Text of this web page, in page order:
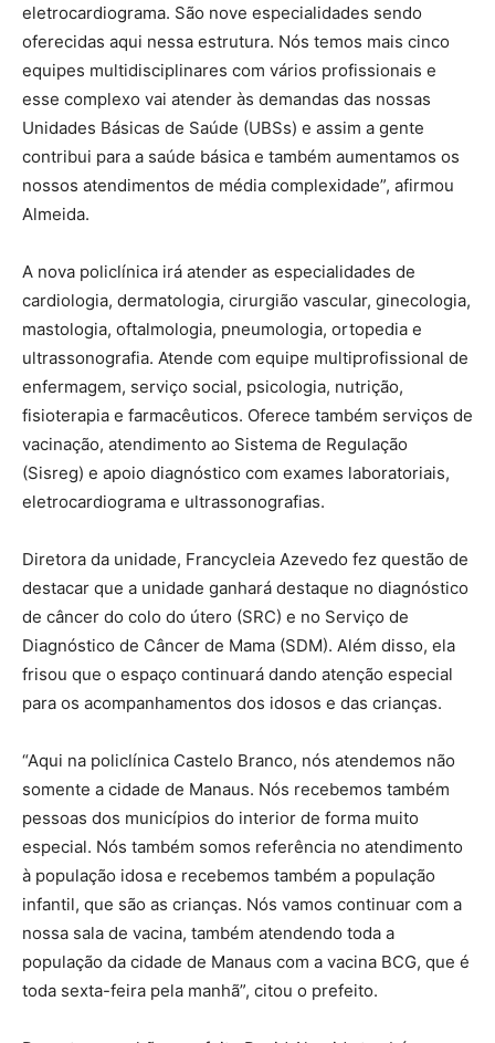
eletrocardiograma. São nove especialidades sendo
oferecidas aqui nessa estrutura. Nós temos mais cinco
equipes multidisciplinares com vários profissionais e
esse complexo vai atender às demandas das nossas
Unidades Básicas de Saúde (UBSs) e assim a gente
contribui para a saúde básica e também aumentamos os
nossos atendimentos de média complexidade”, afirmou
Almeida.
A nova policlínica irá atender as especialidades de
cardiologia, dermatologia, cirurgião vascular, ginecologia,
mastologia, oftalmologia, pneumologia, ortopedia e
ultrassonografia. Atende com equipe multiprofissional de
enfermagem, serviço social, psicologia, nutrição,
fisioterapia e farmacêuticos. Oferece também serviços de
vacinação, atendimento ao Sistema de Regulação
(Sisreg) e apoio diagnóstico com exames laboratoriais,
eletrocardiograma e ultrassonografias.
Diretora da unidade, Francycleia Azevedo fez questão de
destacar que a unidade ganhará destaque no diagnóstico
de câncer do colo do útero (SRC) e no Serviço de
Diagnóstico de Câncer de Mama (SDM). Além disso, ela
frisou que o espaço continuará dando atenção especial
para os acompanhamentos dos idosos e das crianças.
“Aqui na policlínica Castelo Branco, nós atendemos não
somente a cidade de Manaus. Nós recebemos também
pessoas dos municípios do interior de forma muito
especial. Nós também somos referência no atendimento
à população idosa e recebemos também a população
infantil, que são as crianças. Nós vamos continuar com a
nossa sala de vacina, também atendendo toda a
população da cidade de Manaus com a vacina BCG, que é
toda sexta-feira pela manhã”, citou o prefeito.